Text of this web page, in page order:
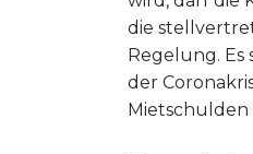
die
Regelung. Es
der
Mietschulden